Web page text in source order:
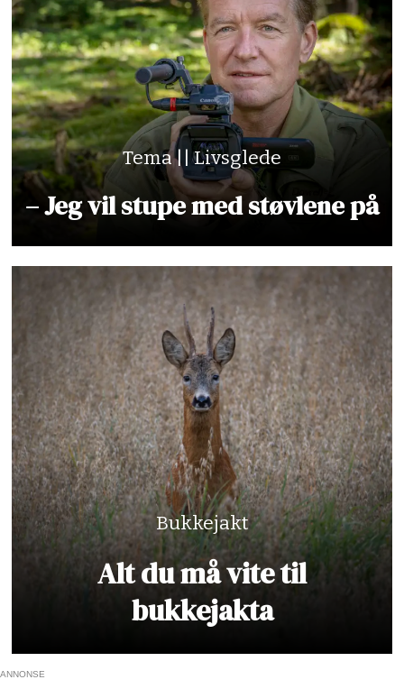
Tema || Livsglede
– Jeg vil stupe med støvlene på
Bukkejakt
Alt du må vite til
bukkejakta
ANNONSE